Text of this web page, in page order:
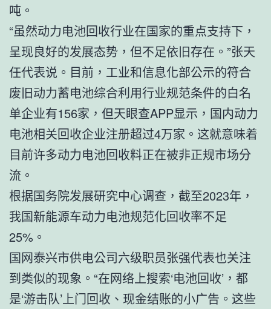
吨。
“虽然动力电池回收行业在国家的重点支持下，
呈现良好的发展态势，但不足依旧存在。”张天
任代表说。目前，工业和信息化部公示的符合
废旧动力蓄电池综合利用行业规范条件的白名
单企业有156家，但天眼查APP显示，国内动力
电池相关回收企业注册超过4万家。这就意味着
目前许多动力电池回收料正在被非正规市场分
流。
根据国务院发展研究中心调查，截至2023年，
我国新能源车动力电池规范化回收率不足
25%。
国网泰兴市供电公司六级职员张强代表也关注
到类似的现象。“在网络上搜索‘电池回收’，都
是‘游击队’上门回收、现金结账的小广告。这些